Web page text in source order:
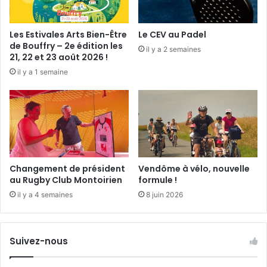
r
i
q
u
e
C
l
o
y
e
e
s
-
T
u
s
i
u
e
e
n
V
e
n
d
ô
m
i
«
Les Estivales Arts Bien-Être
de Bouffry – 2e édition les
21, 22 et 23 août 2026 !
il y a 1 semaine
Le CEV au Padel
il y a 2 semaines
Changement de président
au Rugby Club Montoirien
il y a 4 semaines
Vendôme à vélo, nouvelle
formule !
8 juin 2026
Suivez-nous